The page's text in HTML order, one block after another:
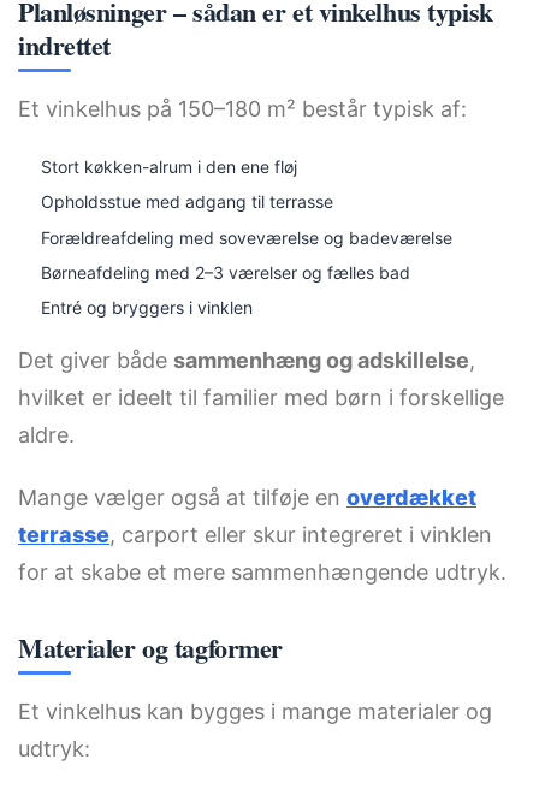
Planløsninger – sådan er et vinkelhus typisk
indrettet
Et vinkelhus på 150–180 m² består typisk af:
Stort køkken-alrum i den ene fløj
Opholdsstue med adgang til terrasse
Forældreafdeling med soveværelse og badeværelse
Børneafdeling med 2–3 værelser og fælles bad
Entré og bryggers i vinklen
Det giver både sammenhæng og adskillelse,
hvilket er ideelt til familier med børn i forskellige
aldre.
Mange vælger også at tilføje en overdækket
terrasse, carport eller skur integreret i vinklen
for at skabe et mere sammenhængende udtryk.
Materialer og tagformer
Et vinkelhus kan bygges i mange materialer og
udtryk: